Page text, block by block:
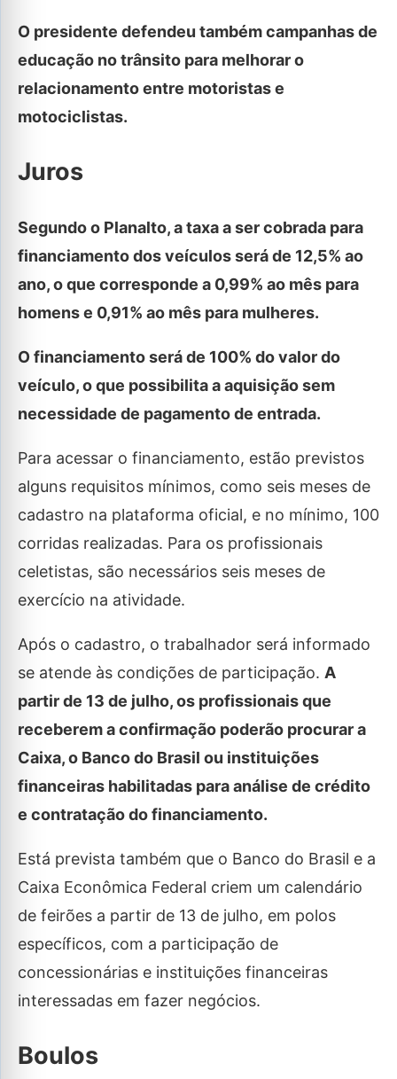
O presidente defendeu também campanhas de
educação no trânsito para melhorar o
relacionamento entre motoristas e
motociclistas.
Juros
Segundo o Planalto, a taxa a ser cobrada para
financiamento dos veículos será de 12,5% ao
ano, o que corresponde a 0,99% ao mês para
homens e 0,91% ao mês para mulheres.
O financiamento será de 100% do valor do
veículo, o que possibilita a aquisição sem
necessidade de pagamento de entrada.
Para acessar o financiamento, estão previstos
alguns requisitos mínimos, como seis meses de
cadastro na plataforma oficial, e no mínimo, 100
corridas realizadas. Para os profissionais
celetistas, são necessários seis meses de
exercício na atividade.
Após o cadastro, o trabalhador será informado
se atende às condições de participação. A
partir de 13 de julho, os profissionais que
receberem a confirmação poderão procurar a
Caixa, o Banco do Brasil ou instituições
financeiras habilitadas para análise de crédito
e contratação do financiamento.
Está prevista também que o Banco do Brasil e a
Caixa Econômica Federal criem um calendário
de feirões a partir de 13 de julho, em polos
específicos, com a participação de
concessionárias e instituições financeiras
interessadas em fazer negócios.
Boulos